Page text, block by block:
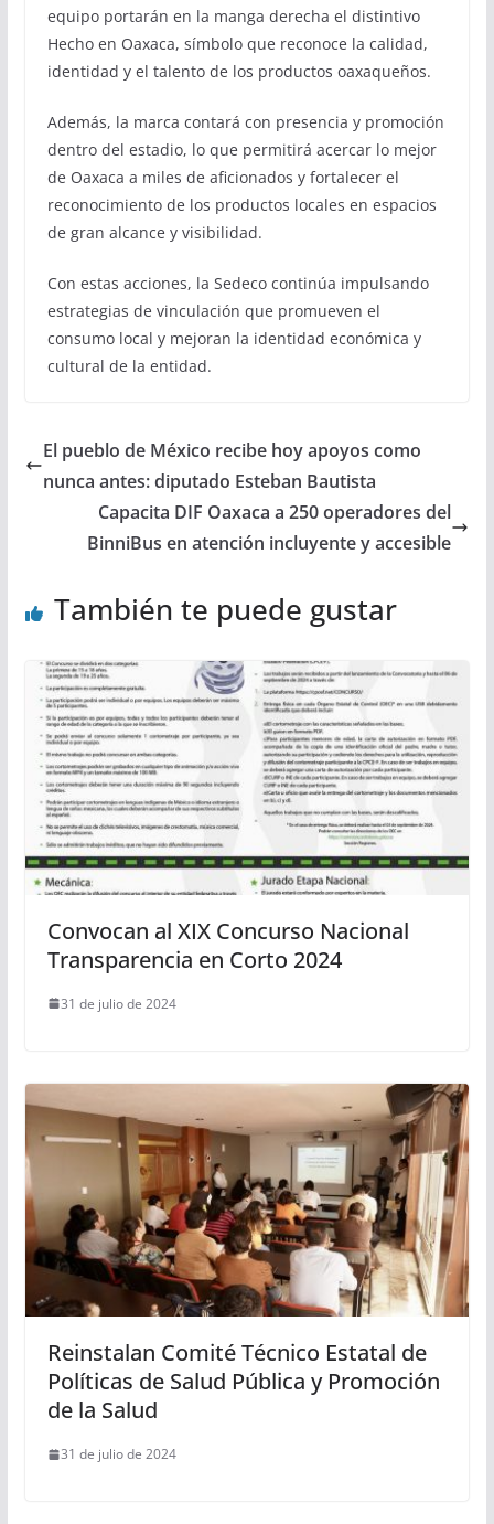
equipo portarán en la manga derecha el distintivo
Hecho en Oaxaca, símbolo que reconoce la calidad,
identidad y el talento de los productos oaxaqueños.
Además, la marca contará con presencia y promoción
dentro del estadio, lo que permitirá acercar lo mejor
de Oaxaca a miles de aficionados y fortalecer el
reconocimiento de los productos locales en espacios
de gran alcance y visibilidad.
Con estas acciones, la Sedeco continúa impulsando
estrategias de vinculación que promueven el
consumo local y mejoran la identidad económica y
cultural de la entidad.
El pueblo de México recibe hoy apoyos como
nunca antes: diputado Esteban Bautista
Capacita DIF Oaxaca a 250 operadores del
BinniBus en atención incluyente y accesible
También te puede gustar
Convocan al XIX Concurso Nacional
Transparencia en Corto 2024
31 de julio de 2024
Reinstalan Comité Técnico Estatal de
Políticas de Salud Pública y Promoción
de la Salud
31 de julio de 2024